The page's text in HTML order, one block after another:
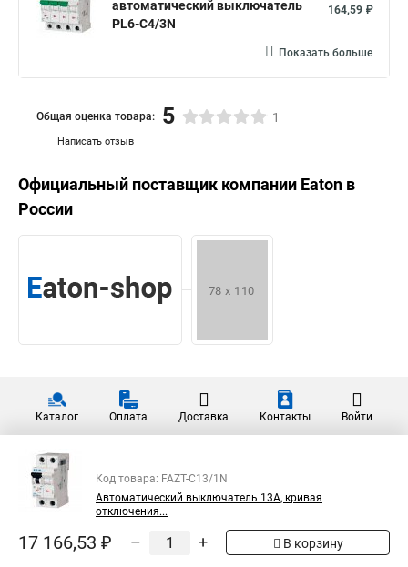
автоматический выключатель
PL6-C4/3N
164,59 ₽
Показать больше
Написать отзыв
Общая оценка товара: 5 1
Официальный поставщик компании Eaton в
России
Каталог Оплата Доставка Контакты Войти
Код товара: FAZT-C13/1N
Автоматический выключатель 13А, кривая
отключения...
17 166,53 ₽ – + В корзину